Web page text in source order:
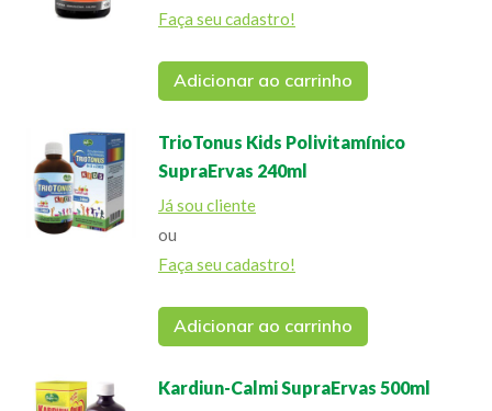
Faça seu cadastro!
Adicionar ao carrinho
TrioTonus Kids Polivitamínico
SupraErvas 240ml
Já sou cliente
ou
Faça seu cadastro!
Adicionar ao carrinho
Kardiun-Calmi SupraErvas 500ml